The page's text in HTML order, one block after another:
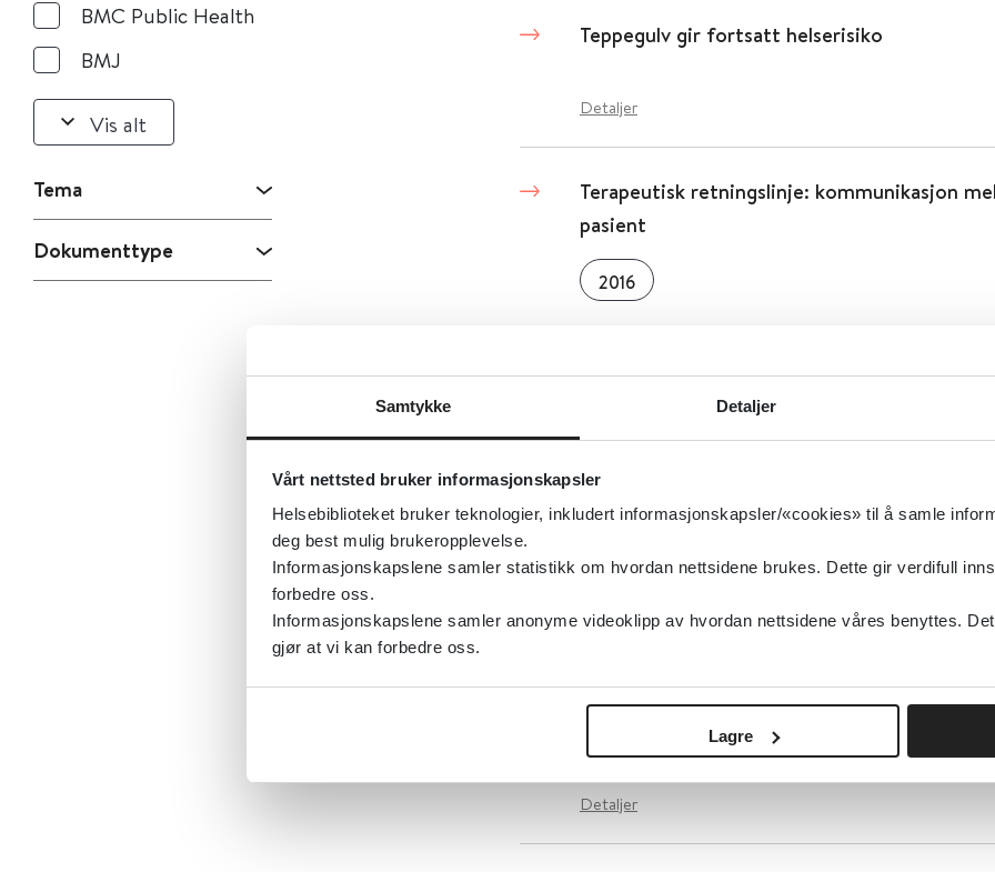
Samtykke Detaljer
Vårt nettsted bruker informasjonskapsler
Helsebiblioteket bruker teknologier, inkludert informasjonskapsler/«cookies» til å samle
deg best mulig brukeropplevelse.
Informasjonskapslene samler statistikk om hvordan nettsidene brukes. Dette gir verdifull
forbedre oss.
Informasjonskapslene samler anonyme videoklipp av hvordan nettsidene våres benyttes.
gjør at vi kan forbedre oss.
Lagre
BMC Public Health
BMJ
Vis alt
Tema
Dokumenttype
Teppegulv gir fortsatt helserisiko
Detaljer
Terapeutisk retningslinje: kommunikasjon
pasient
2016
Terapeutveiledet internettbehandling ved
Folkehelseinstituttet (FHI) 2018
Detaljer
over internett
Cochrane Library 2016
Detaljer